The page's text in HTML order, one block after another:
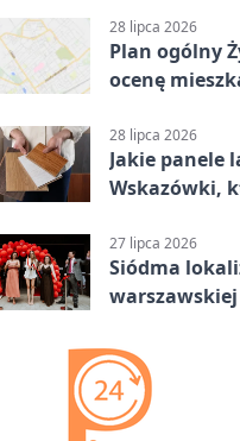
28 lipca 2026
Plan ogólny
ocenę
28 lipca 2026
Jakie panele
Wskazówki,
27 lipca 2026
Siódma
warszawskiej